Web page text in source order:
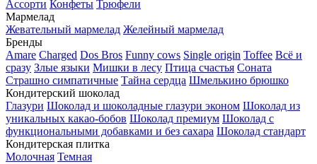
Ассорти Конфеты Трюфели
Мармелад
Жевательный мармелад Желейный мармелад
Бренды
Amare Charged Dos Bros Funny cows Single origin Toffee Всё и
сразу Злые языки Мишки в лесу Птица счастья Соната
Страшно симпатичные Тайна сердца Шмелькино брюшко
Кондитерский шоколад
Глазури Шоколад и шоколадные глазури эконом Шоколад из
уникальных какао-бобов Шоколад премиум Шоколад с
функциональными добавками и без сахара Шоколад стандарт
Кондитерская плитка
Молочная Темная